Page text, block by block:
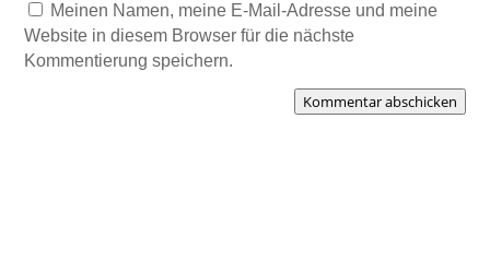
Meinen Namen, meine E-Mail-Adresse und meine
Website in diesem Browser für die nächste
Kommentierung speichern.
Kommentar abschicken